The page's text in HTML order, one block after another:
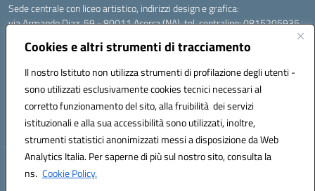
Cookies e altri strumenti di tracciamento
Il nostro Istituto non utilizza strumenti di profilazione degli utenti -
sono utilizzati esclusivamente cookies tecnici necessari al
corretto funzionamento del sito, alla fruibilità dei servizi
istituzionali e alla sua accessibilità sono utilizzati, inoltre,
strumenti statistici anonimizzati messi a disposizione da Web
Analytics Italia. Per saperne di più sul nostro sito, consulta la
ns. Cookie Policy.
Sede centrale con liceo artistico, indirizzi design e grafica:
via Armando Diaz, 59 - 80011 Acerra (NA), tel. centralino: 0815205935
via T. Campanella, 80011 Acerra (NA), tel/fax: 0818850905
Sede succursale con liceo musicale:
via S. Pellico, 80011 Acerra (NA), tel: 08119660921
Email: nais10900c@istruzione.it | PEC: nais10900c@pec.istruzione.it |
Nome Ufficio PA: Uff_eFatturaPA | Codice Univoco ufficio: UFOYYV |
C.Fisc: 93056740637
Hosting & Powered by 3D Solution S.r.l.
Concept & Design by Designers Italia